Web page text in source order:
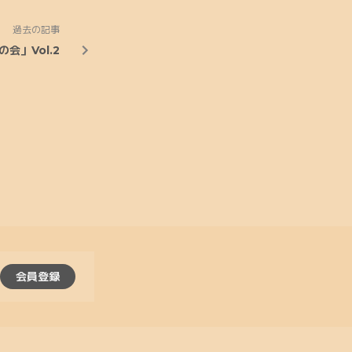
過去の記事
会」Vol.2
会員登録